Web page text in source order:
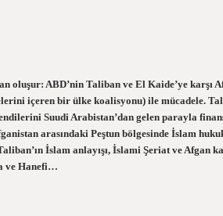
oluşur: ABD’nin Taliban ve El Kaide’ye karşı
içeren bir ülke koalisyonu) ile mücadele.
Suudi Arabistan’dan gelen parayla
arasındaki Peştun bölgesinde İslam
İslam anlayışı, İslami Şeriat ve Afgan
ve Hanefi…